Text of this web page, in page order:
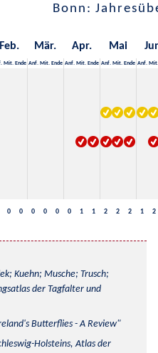
Bonn:
Feb. Mär. Apr. Mai
Mit. Ende Anf. Mit. Ende Anf. Mit. Ende Anf. Mit. Ende Anf. Mit.
0 0 0 0 0 0 1 1 2 2 2 1 2
Kuehn; Musche; Trusch;
der Tagfalter und
Butterflies - A Review
Holsteins, Atlas der